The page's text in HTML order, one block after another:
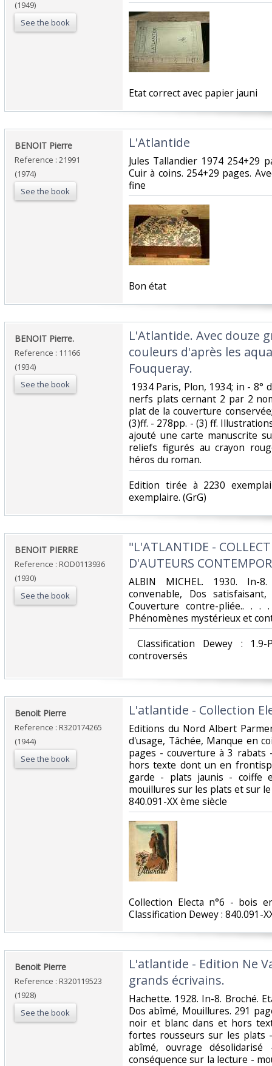
(1949)
See the book
‎Etat correct avec papier jauni‎
‎BENOIT Pierre‎
Reference : 21991
(1974)
See the book
‎L'Atlantide‎
‎Jules Tallandier 1974 254+29
Cuir à coins. 254+29 pages.
fine‎
‎Bon état‎
‎BENOIT Pierre.‎
Reference : 11166
(1934)
See the book
‎L'Atlantide. Avec douze
couleurs d'après les
Fouqueray.‎
1934 Paris, Plon, 1934; in -
nerfs plats cernant 2 par 2
plat de la couverture
(3)ff. - 278pp. - (3) ff.
ajouté une carte manuscrite
reliefs figurés au crayon
héros du roman.‎
‎Edition tirée à 2230
exemplaire. (GrG) ‎
‎BENOIT PIERRE‎
Reference : ROD0113936
(1930)
See the book
‎"L'ATLANTIDE -
D'AUTEURS
‎ALBIN MICHEL. 1930. In-
convenable, Dos
Couverture contre-pliée.. . .
Phénomènes mystérieux et
Classification Dewey :
controversés‎
‎Benoit Pierre‎
Reference : R320174265
(1944)
See the book
‎L'atlantide - Collection
‎Editions du Nord Albert
d'usage, Tâchée, Manque en
pages - couverture à 3 rabats
hors texte dont un en
garde - plats jaunis - coiffe
mouillures sur les plats et sur le
840.091-XX ème siècle‎
‎Collection Electa n°6 - bois
Classification Dewey : 840.091-
‎Benoit Pierre‎
Reference : R320119523
(1928)
See the book
‎L'atlantide - Edition Ne
grands écrivains.‎
‎Hachette. 1928. In-8. Broché.
Dos abîmé, Mouillures. 291
noir et blanc dans et hors
fortes rousseurs sur les plats
abîmé, ouvrage
conséquence sur la lecture -